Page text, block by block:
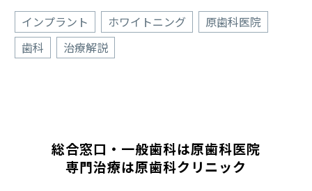
インプラント ホワイトニング
原歯科医院
歯科
治療解説
総合窓口・一般歯科は原歯科医院
専門治療は原歯科クリニック